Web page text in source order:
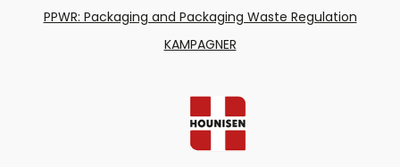
PPWR: Packaging and Packaging Waste Regulation
KAMPAGNER